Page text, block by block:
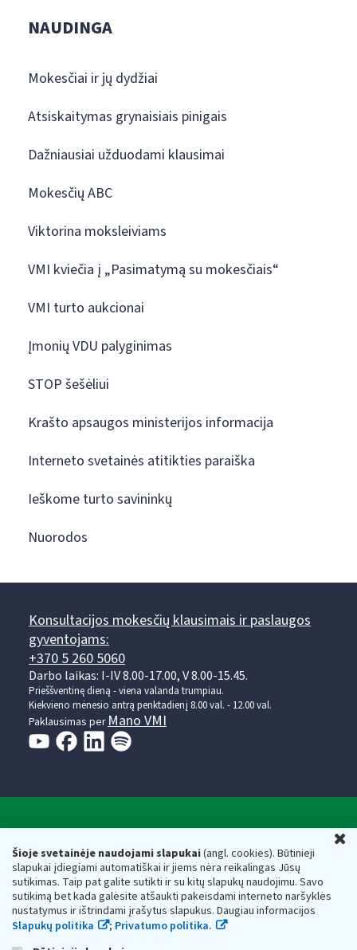
Šioje svetainėje naudojami slapukai(angl. cookies). Būtinieji
slapukai įdiegiami automatiškai ir jiems nėra reikalingas Jūsų
sutikimas. Taip pat galite sutikti ir su kitų slapukų naudojimu. Savo
sutikimą bet kada galėsite atšaukti pakeisdami interneto naršyklės
nustatymus ir ištrindami įrašytus slapukus. Daugiau informacijos
Slapukų politika
; Privatumo politika.
NAUDINGA
Mokesčiai ir jų dydžiai
Atsiskaitymas grynaisiais pinigais
Dažniausiai užduodami klausimai
Mokesčių ABC
Viktorina moksleiviams
VMI kviečia į „Pasimatymą su mokesčiais“
VMI turto aukcionai
Įmonių VDU palyginimas
STOP šešėliui
Krašto apsaugos ministerijos informacija
Interneto svetainės atitikties paraiška
Ieškome turto savininkų
Nuorodos
Konsultacijos mokesčių klausimais ir paslaugos
gyventojams:
+370 5 260 5060
Darbo laikas: I-IV 8.00-17.00, V 8.00-15.45.
Prieššventinę dieną - viena valanda trumpiau.
Kiekvieno mėnesio antrą penktadienį 8.00 val. - 12.00 val.
Paklausimas per Mano VMI
Respublikos finansų ministerijos
Biudžetinė įstaiga. Juridinio asmens kodas — 188659752,
adresas: Vasario 16-osios g. 14, 01107 Vilnius, Lietuva, el.paštas:
vmi@vmi.lt, E. pristatymo dėžutės adresas 188659752
Duomenys apie Valstybinę mokesčių inspekciją prie Lietuvos
Respublikos finansų ministerijos kaupiami ir saugomi Juridinių